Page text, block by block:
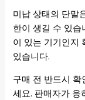
미납 상태의 단말
한이 생길 수 있
이 있는 기기인지
있습니다.
구매 전 반드시
세요. 판매자가 응